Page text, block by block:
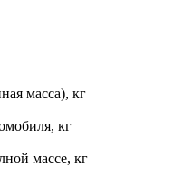
масса), кг
кг
массе, кг